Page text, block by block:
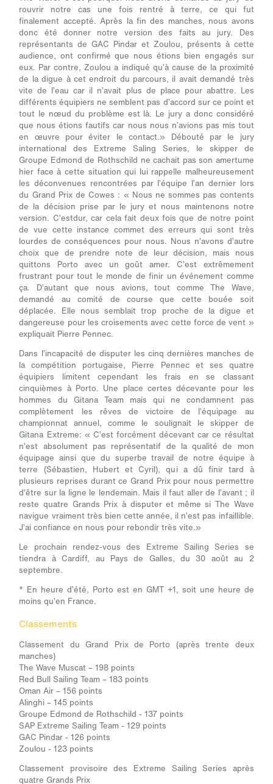
rouvrir notre cas une fois rentré à terre, ce qui fut
finalement accepté. Après la fin des manches, nous avons
donc été donner notre version des faits au jury. Des
représentants de GAC Pindar et Zoulou, présents à cette
audience, ont confirmé que nous étions bien engagés sur
eux. Par contre, Zoulou a indiqué qu’à cause de la proximité
de la digue à cet endroit du parcours, il avait demandé très
vite de l’eau car il n’avait plus de place pour abattre. Les
différents équipiers ne semblent pas d’accord sur ce point et
tout le nœud du problème est là. Le jury a donc considéré
que nous étions fautifs car nous nous n’avions pas mis tout
en œuvre pour éviter le contact.» Débouté par le jury
international des Extreme Saling Series, le skipper de
Groupe Edmond de Rothschild ne cachait pas son amertume
hier face à cette situation qui lui rappelle malheureusement
les déconvenues rencontrées par l’équipe l’an dernier lors
du Grand Prix de Cowes : « Nous ne sommes pas contents
de la décision prise par le jury et nous maintenons notre
version. C’estdur, car cela fait deux fois que de notre point
de vue cette instance commet des erreurs qui sont très
lourdes de conséquences pour nous. Nous n’avons d’autre
choix que de prendre note de leur décision, mais nous
quittons Porto avec un goût amer. C’est extrêmement
frustrant pour tout le monde de finir un événement comme
ça. D’autant que nous avions, tout comme The Wave,
demandé au comité de course que cette bouée soit
déplacée. Elle nous semblait trop proche de la digue et
dangereuse pour les croisements avec cette force de vent »
expliquait Pierre Pennec.
Dans l’incapacité de disputer les cinq dernières manches de
la compétition portugaise, Pierre Pennec et ses quatre
équipiers limitent cependant les frais en se classant
cinquièmes à Porto. Une place certes décevante pour les
hommes du Gitana Team mais qui ne condamnent pas
complètement les rêves de victoire de l’équipage au
championnat annuel, comme le soulignait le skipper de
Gitana Extreme: « C’est forcément décevant car ce résultat
n’est absolument pas représentatif de la qualité de mon
équipage ainsi que du superbe travail de notre équipe à
terre (Sébastien, Hubert et Cyril), qui a dû finir tard à
plusieurs reprises durant ce Grand Prix pour nous permettre
d’être sur la ligne le lendemain. Mais il faut aller de l’avant ; il
reste quatre Grands Prix à disputer et même si The Wave
navigue vraiment très bien cette année, il n’est pas infaillible.
J’ai confiance en nous pour rebondir très vite.»
Le prochain rendez-vous des Extreme Sailing Series se
tiendra à Cardiff, au Pays de Galles, du 30 août au 2
septembre.
* En heure d’été, Porto est en GMT +1, soit une heure de
moins qu’en France.
Classements
Classement du Grand Prix de Porto (après trente deux
manches)
The Wave Muscat – 198 points
Red Bull Sailing Team – 183 points
Oman Air – 156 points
Alinghi – 145 points
Groupe Edmond de Rothschild - 137 points
SAP Extreme Sailing Team - 129 points
GAC Pindar - 126 points
Zoulou - 123 points
Classement provisoire des Extreme Sailing Series après
quatre Grands Prix